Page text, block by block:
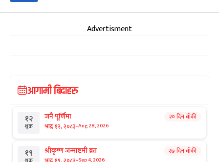
Advertisment
आगामी बिदाहरु
१२
शुक्र
जनै पूर्णिमा
भाद्र १२, २०८३-Aug 28, 2026
२० दिन बाँकी
१९ श्रीकृष्ण जन्माष्टमी व्रत
Sep 4, 2026
२७ दिन बाँकी